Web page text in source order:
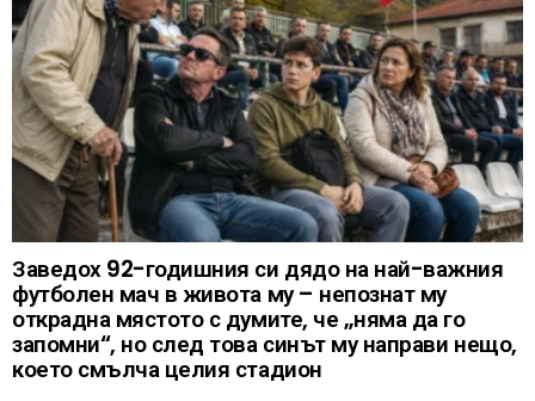
Заведох 92-годишния си дядо на най-важния
футболен мач в живота му – непознат му
открадна мястото с думите, че „няма да го
запомни“, но след това синът му направи нещо,
което смълча целия стадион